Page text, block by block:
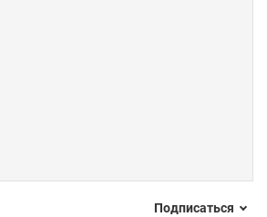
Подписаться